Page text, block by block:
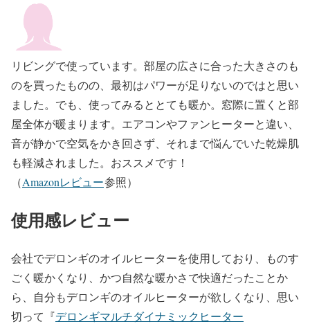
リビングで使っています。部屋の広さに合った大きさのも
のを買ったものの、最初はパワーが足りないのではと思い
ました。でも、使ってみるととても暖か。窓際に置くと部
屋全体が暖まります。エアコンやファンヒーターと違い、
音が静かで空気をかき回さず、それまで悩んでいた乾燥肌
も軽減されました。おススメです！
（Amazonレビュー参照）
使用感レビュー
会社でデロンギのオイルヒーターを使用しており、ものす
ごく暖かくなり、かつ自然な暖かさで快適だったことか
ら、自分もデロンギのオイルヒーターが欲しくなり、思い
切って 『デロンギマルチダイナミックヒーター